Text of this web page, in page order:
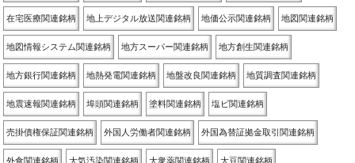
在宅医療関連銘柄 地上デジタル放送関連銘柄 地価公示関連銘柄 地図関連銘柄
地図情報システム関連銘柄 地方スーパー関連銘柄 地方創生関連銘柄
地方銀行関連銘柄 地熱発電関連銘柄 地盤改良関連銘柄 地質調査関連銘柄
地震速報関連銘柄 埠頭関連銘柄 塗料関連銘柄 塩ビ関連銘柄
売掛債権保証関連銘柄 外国人労働者関連銘柄 外国為替証拠金取引関連銘柄
外食関連銘柄 大気汚染関連銘柄 大衆薬関連銘柄 大豆関連銘柄